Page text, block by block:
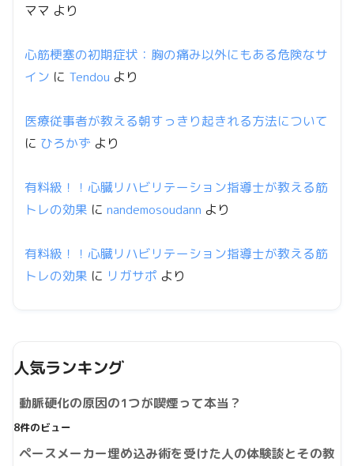
ママ より
心筋梗塞の初期症状：胸の痛み以外にもある危険なサ
イン に Tendou より
医療従事者が教える朝すっきり起きれる方法について
に ひろかず より
有料級！！心臓リハビリテーション指導士が教える筋
トレの効果 に nandemosoudann より
有料級！！心臓リハビリテーション指導士が教える筋
トレの効果 に リガサポ より
人気ランキング
動脈硬化の原因の1つが喫煙って本当？
8件のビュー
ペースメーカー埋め込み術を受けた人の体験談とその教